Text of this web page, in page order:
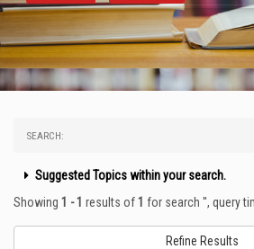
SEARCH:
Suggested Topics within your search.
Showing 1 - 1 results of1 for search '', query
Refine Results